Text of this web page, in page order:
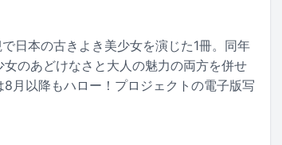
日本の古きよき美少女を演じた1冊。同年
のあどけなさと大人の魅力の両方を併せ
月以降もハロー！プロジェクトの電子版写